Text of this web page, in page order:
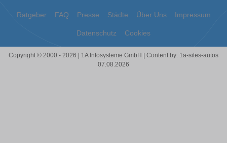
Ratgeber FAQ Presse Städte Über Uns Impressum
Datenschutz Cookies
Copyright © 2000 - 2026 | 1A Infosysteme GmbH | Content by: 1a-sites-autos
07.08.2026